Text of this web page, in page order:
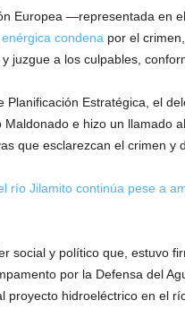
Europea —representada en
enérgica condena por el
juzgue a los culpables,
Planificación Estratégica, el
Maldonado e hizo un llamado
que esclarezcan el crimen y
río Jilamito continúa pese a
social y político que, estuvo
por la Defensa del
proyecto hidroeléctrico en el